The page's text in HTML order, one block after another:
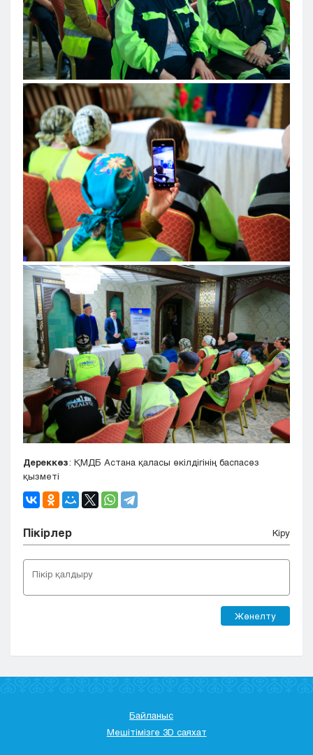
Дереккөз: ҚМДБ Астана қаласы өкілдігінің баспасөз
қызметі
Пікірлер Кіру
Жөнелту
Байланыс
Мешітімізге 3D саяхат